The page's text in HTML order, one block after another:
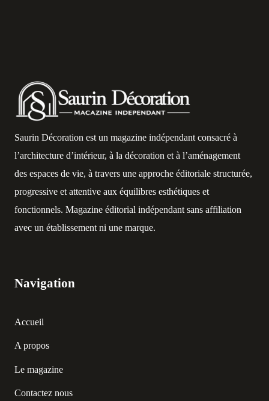
Saurin Décoration est un magazine indépendant consacré à
l’architecture d’intérieur, à la décoration et à l’aménagement
des espaces de vie, à travers une approche éditoriale structurée,
progressive et attentive aux équilibres esthétiques et
fonctionnels. Magazine éditorial indépendant sans affiliation
avec un établissement ni une marque.
Navigation
Accueil
A propos
Le magazine
Contactez nous